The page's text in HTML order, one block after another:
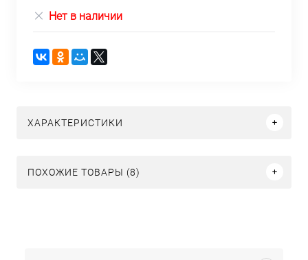
Нет в наличии
ХАРАКТЕРИСТИКИ
ПОХОЖИЕ ТОВАРЫ (8)